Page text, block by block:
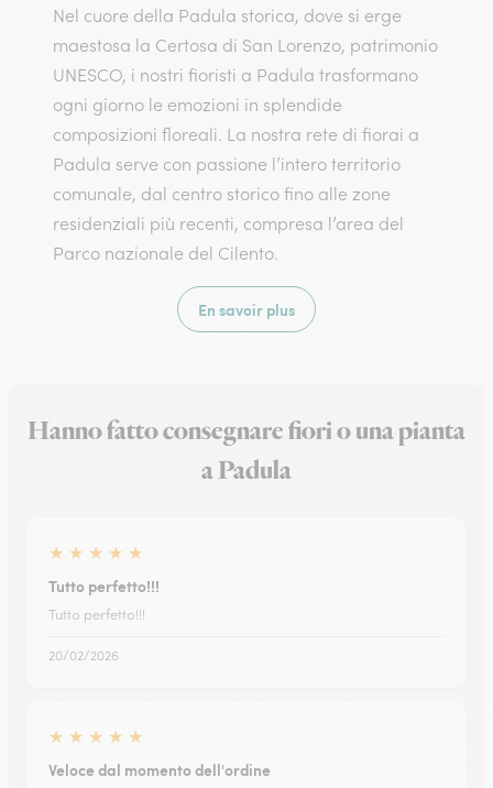
Nel cuore della Padula storica, dove si erge
maestosa la Certosa di San Lorenzo, patrimonio
UNESCO, i nostri fioristi a Padula trasformano
ogni giorno le emozioni in splendide
composizioni floreali. La nostra rete di fiorai a
Padula serve con passione l’intero territorio
comunale, dal centro storico fino alle zone
residenziali più recenti, compresa l’area del
Parco nazionale del Cilento.
En savoir plus
Hanno fatto consegnare fiori o una pianta
a Padula
★ ★ ★ ★ ★
Tutto perfetto!!!
Tutto perfetto!!!
20/02/2026
★ ★ ★ ★ ★
Veloce dal momento dell'ordine